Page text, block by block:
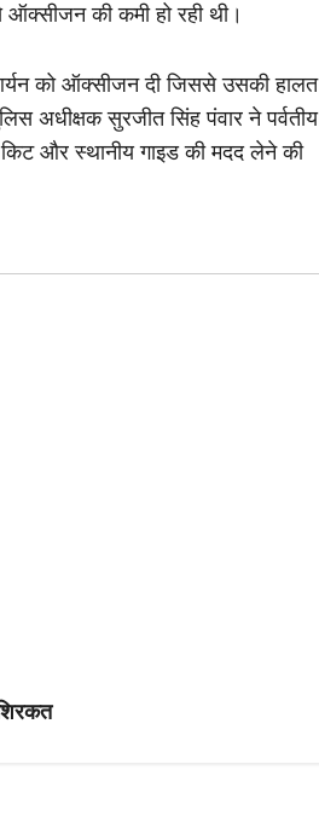
की कमी हो रही थी।
को ऑक्सीजन दी जिससे उसकी हालत
अधीक्षक सुरजीत सिंह पंवार ने पर्वतीय
और स्थानीय गाइड की मदद लेने की